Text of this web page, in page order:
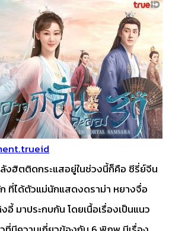
งฮิตติดกระแสอยู่ในช่วงนี้ก็คือ ซีรี่ย์จีน
ที่ได้ตัวแม่นักแสดงดราม่า หยางจื่อ
อี้ มาประกบกัน โดยเนื้อเรื่องเป็นแนว